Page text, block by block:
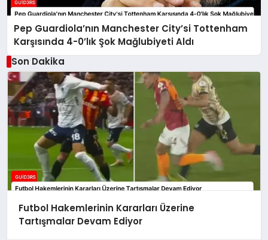
Pep Guardiola’nın Manchester City’si Tottenham
Karşısında 4-0’lık Şok Mağlubiyeti Aldı
Son Dakika
Futbol Hakemlerinin Kararları Üzerine
Tartışmalar Devam Ediyor